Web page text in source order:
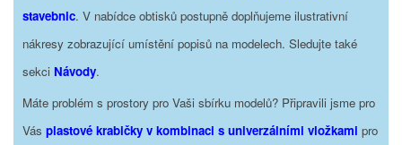
stavebnic. V nabídce obtisků postupně doplňujeme ilustrativní
nákresy zobrazující umístění popisů na modelech. Sledujte také
sekci Návody.
Máte problém s prostory pro Vaši sbírku modelů? Připravili jsme pro
Vás plastové krabičky v kombinaci s univerzálními vložkami pro